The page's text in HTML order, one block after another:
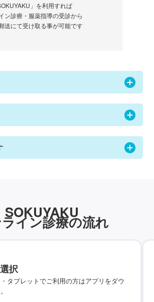
」を利用すれば
ン診療・服薬指導の受診から
送にて受け取る事が可能です
SOKUYAKU
イン診療の流れ
択
タブレットでご利用の方はアプリをダウ